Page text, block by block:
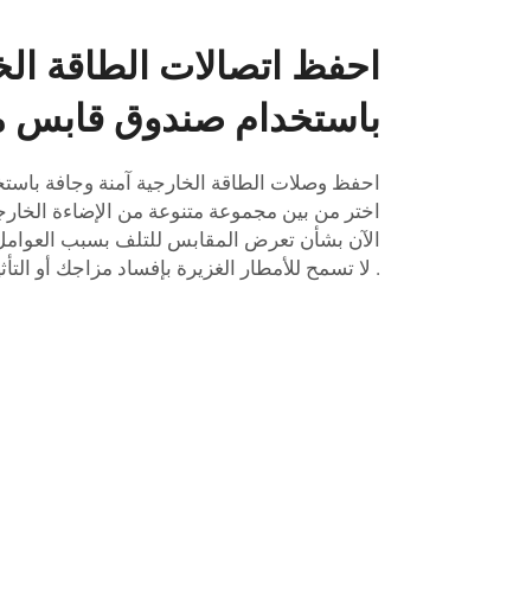
احفظ اتصالات الطاقة
باستخدام صندوق قابس
احفظ وصلات الطاقة الخارجية آمنة وجافة
اختر من بين مجموعة متنوعة من الإضاءة
الآن بشأن تعرض المقابس للتلف بسبب
. لا تسمح للأمطار الغزيرة بإفساد مزاجك أو